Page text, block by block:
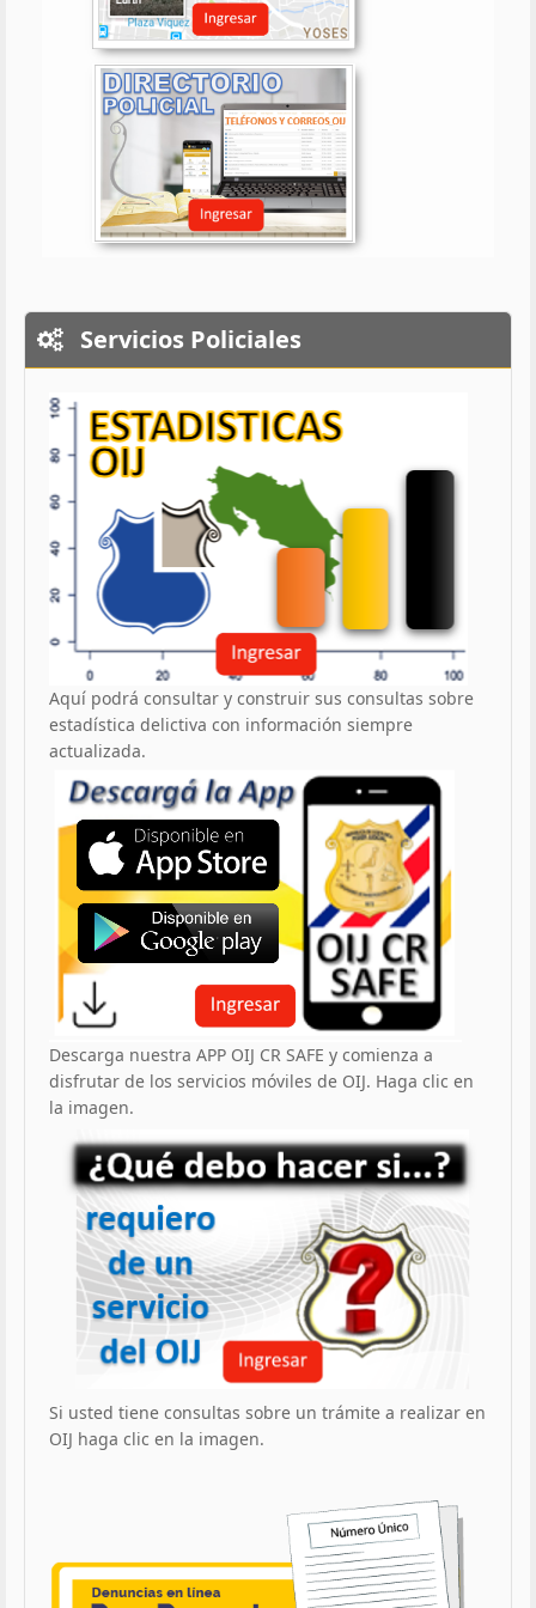
Servicios Policiales
Aquí podrá consultar y construir sus consultas sobre
estadística delictiva con información siempre
actualizada.
Descarga nuestra APP OIJ CR SAFE y comienza a
disfrutar de los servicios móviles de OIJ. Haga clic en
la imagen.
Si usted tiene consultas sobre un trámite a realizar en
OIJ haga clic en la imagen.